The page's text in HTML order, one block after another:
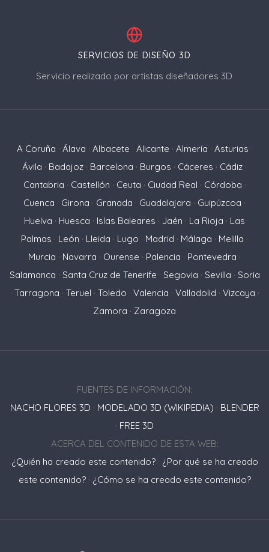
SERVICIOS DE DISEÑO 3D
Servicio realizado por artistas diseñadores 3D
A Coruña · Álava · Albacete · Alicante · Almería · Asturias ·
Ávila · Badajoz · Barcelona · Burgos · Cáceres · Cádiz ·
Cantabria · Castellón · Ceuta · Ciudad Real · Córdoba ·
Cuenca · Girona · Granada · Guadalajara · Guipúzcoa ·
Huelva · Huesca · Islas Baleares · Jaén · La Rioja · Las
Palmas · León · Lleida · Lugo · Madrid · Málaga · Melilla ·
Murcia · Navarra · Ourense · Palencia · Pontevedra ·
Salamanca · Santa Cruz de Tenerife · Segovia · Sevilla · Soria
· Tarragona · Teruel · Toledo · Valencia · Valladolid · Vizcaya ·
Zamora · Zaragoza
FUENTES DE INFORMACIÓN:
NACHO FLORES 3D · MODELADO 3D (WIKIPEDIA) · BLENDER
· FREE 3D
ACERCA DEL CONTENIDO DE ESTA WEB:
¿Quién ha creado este contenido?· ¿Por qué se ha creado
este contenido?· ¿Cómo se ha creado este contenido?